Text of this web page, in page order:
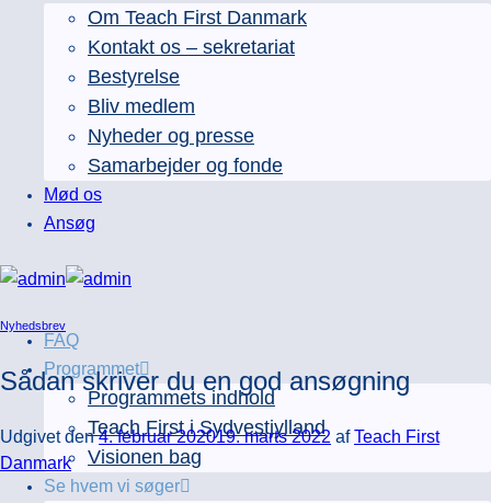
Om Teach First Danmark
Kontakt os – sekretariat
Bestyrelse
Bliv medlem
Nyheder og presse
Samarbejder og fonde
Mød os
Ansøg
FAQ
Programmet
Programmets indhold
Teach First i Sydvestjylland
Visionen bag
Se hvem vi søger
Nyhedsbrev
Sådan skriver du en god ansøgning
Udgivet den4. februar 202019. marts 2022 afTeach First
Danmark